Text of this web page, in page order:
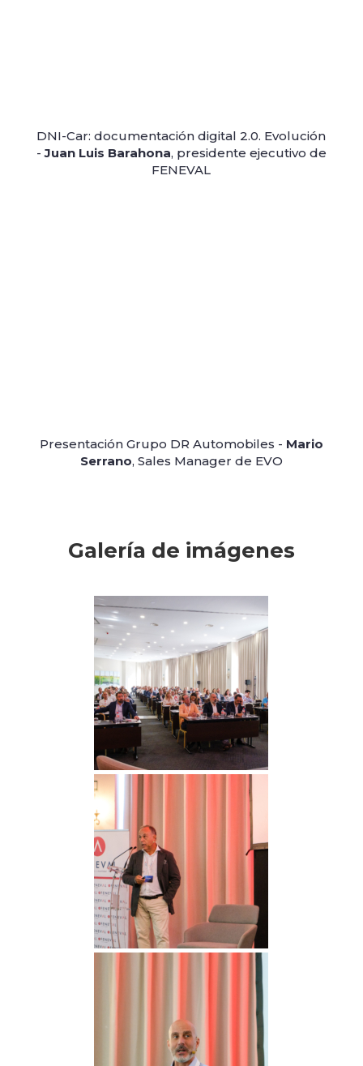
DNI-Car: documentación digital 2.0. Evolución
-Juan Luis Barahona, presidente ejecutivo de
FENEVAL
Presentación Grupo DR Automobiles - Mario
Serrano, Sales Manager de EVO
Galería de imágenes